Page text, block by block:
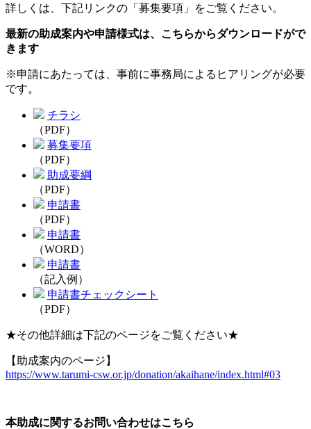
詳しくは、下記リンクの「募集要項」をご覧ください。
最新の助成案内や申請様式は、こちらからダウンロードがで
きます
※申請にあたっては、事前に事務局によるヒアリングが必要
です。
チラシ
（PDF）
募集要項
（PDF）
助成要綱
（PDF）
申請書
（PDF）
申請書
（WORD）
申請書
（記入例）
申請書チェックシート
（PDF）
★その他詳細は下記のページをご覧ください★
【助成案内のページ】
https://www.tarumi-csw.or.jp/donation/akaihane/index.html#03
本助成に関するお問い合わせはこちら